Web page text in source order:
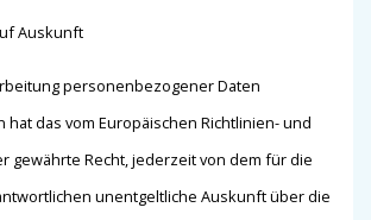
Auskunft
personenbezogener Daten
das vom Europäischen Richtlinien- und
gewährte Recht, jederzeit von dem für die
unentgeltliche Auskunft über die